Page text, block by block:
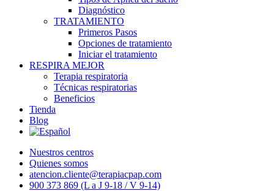
Diagnóstico
TRATAMIENTO
Primeros Pasos
Opciones de tratamiento
Iniciar el tratamiento
RESPIRA MEJOR
Terapia respiratoria
Técnicas respiratorias
Beneficios
Tienda
Blog
Nuestros centros
Quienes somos
atencion.cliente@terapiacpap.com
900 373 869 (L a J 9-18 / V 9-14)